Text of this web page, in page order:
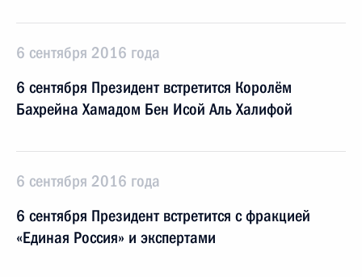
6 сентября 2016 года
6 сентября Президент встретится Королём
Бахрейна Хамадом Бен Исой Аль Халифой
6 сентября 2016 года
6 сентября Президент встретится с фракцией
«Единая Россия» и экспертами